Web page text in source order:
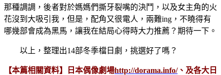
那種調調，後者對於媽媽們撕牙裂嘴的決鬥，以及女主角的火
花沒到大吸引我，但是，配角又很電人，兩難ing，不曉得有
哪幾部會成為黑馬，讓我在結局心得時大力推薦？期待一下。
以上，整理出14部冬季檔日劇，挑選好了嗎？
【本篇相關資料】日本偶像劇場http://dorama.info/、及各大日